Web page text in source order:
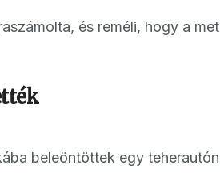
és reméli, hogy a
beleöntöttek egy